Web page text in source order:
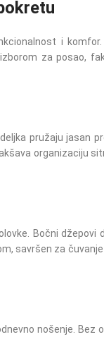
i komfor.
za posao,
pružaju jasan
organizaciju
Bočni džepovi
savršen za
nošenje. Bez